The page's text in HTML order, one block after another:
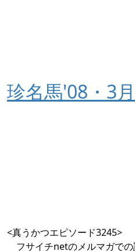
珍名馬'08・3
<真うかつエピソード3245>
フサイチnetのメルマガでの